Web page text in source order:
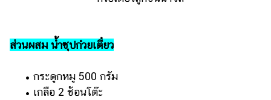
ติดต่อ
โฆษณา
แจ้ง
ปัญหา
ส่วนผสม น้ำซุปก๋วยเตี๋ยว
• กระดูกหมู 500 กรัม
• เกลือ 2 ช้อนโต๊ะ